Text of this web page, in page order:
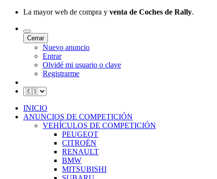
La mayor web de compra y venta de Coches de Rally.
Cerrar
Nuevo anuncio
Entrar
Olvidé mi usuario o clave
Registrarme
INICIO
ANUNCIOS DE COMPETICIÓN
VEHÍCULOS DE COMPETICIÓN
PEUGEOT
CITROËN
RENAULT
BMW
MITSUBISHI